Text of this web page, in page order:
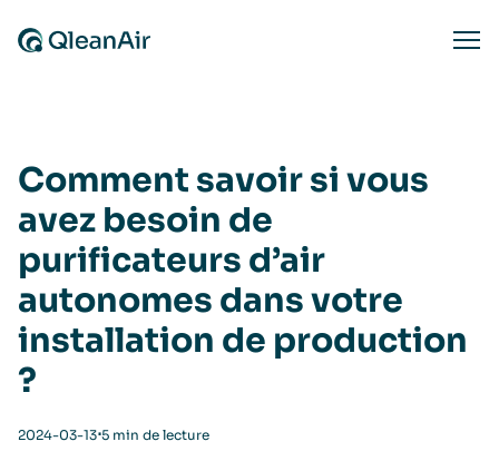
Comment savoir si vous
avez besoin de
purificateurs d’air
autonomes dans votre
installation de production
?
2024-03-13⋅5 min de lecture